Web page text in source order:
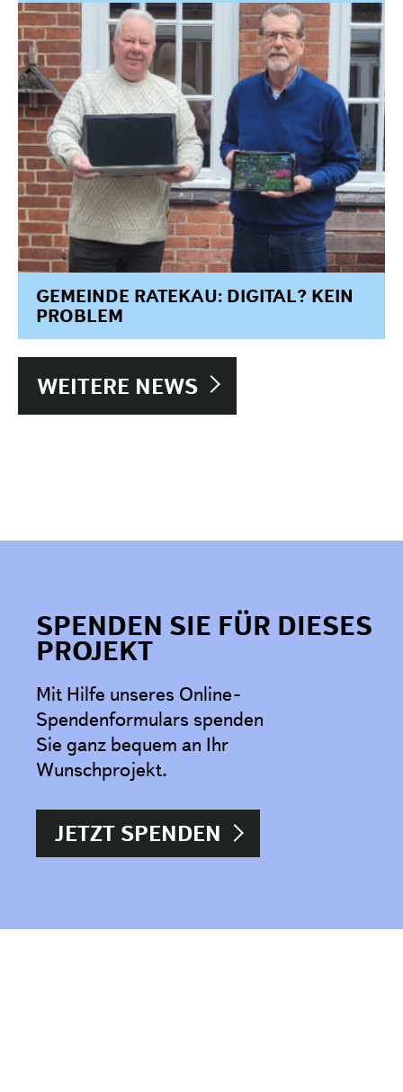
GEMEINDE RATEKAU: DIGITAL? KEIN
PROBLEM
WEITERE NEWS
SPENDEN SIE FÜR DIESES
PROJEKT
Mit Hilfe unseres Online-
Spendenformulars spenden
Sie ganz bequem an Ihr
Wunschprojekt.
JETZT SPENDEN